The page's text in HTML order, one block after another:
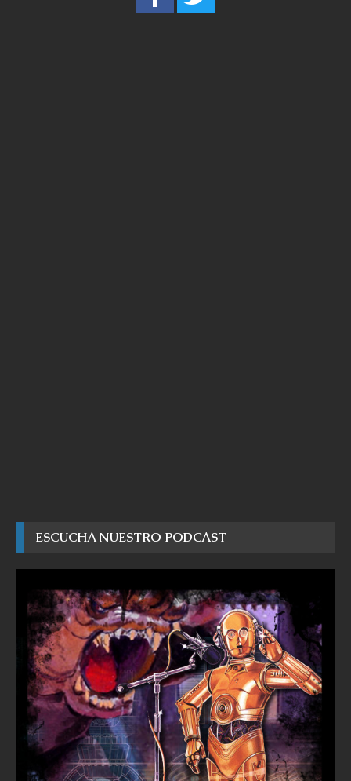
ESCUCHA NUESTRO PODCAST